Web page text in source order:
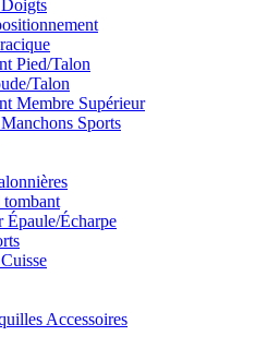
Pied/Talon
Talon
Membre Supérieur
Sports
tombant
Épaule/Écharpe
Accessoires